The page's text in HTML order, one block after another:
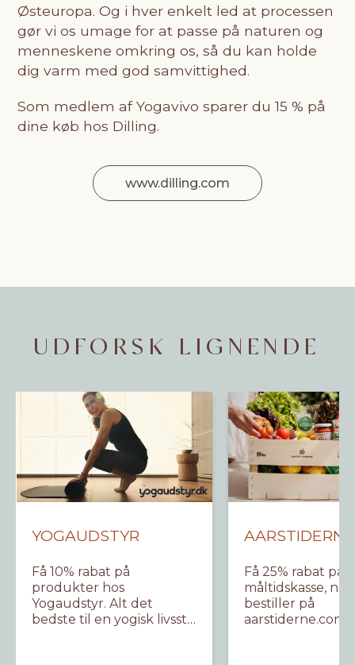
Østeuropa. Og i hver enkelt led at processen
gør vi os umage for at passe på naturen og
menneskene omkring os, så du kan holde
dig varm med god samvittighed.
Som medlem af Yogavivo sparer du 15 % på
dine køb hos Dilling.
www.dilling.com
UDFORSK LIGNENDE
YOGAUDSTYR
Få 10% rabat på
produkter hos
Yogaudstyr. Alt det
bedste til en yogisk livsstil
AARSTIDERNE
Få 25% rabat på
måltidskasse,
bestiller på
aarstiderne.com.